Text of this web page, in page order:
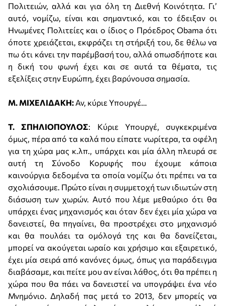
Πολιτειών, αλλά και για όλη τη Διεθνή Κοινότητα. Γι’
αυτό, νομίζω, είναι και σημαντικό, και το έδειξαν οι
Ηνωμένες Πολιτείες και ο ίδιος ο Πρόεδρος Obama ότι
όποτε χρειάζεται, εκφράζει τη στήριξή του, δε θέλω να
πω ότι κάνει την παρέμβασή του, αλλά οπωσδήποτε και
η δική του φωνή έχει και σε αυτά τα θέματα, τις
εξελίξεις στην Ευρώπη, έχει βαρύνουσα σημασία.
Μ. ΜΙΧΕΛΙΔΑΚΗ: Αν, κύριε Υπουργέ…
Τ. ΣΠΗΛΙΟΠΟΥΛΟΣ: Κύριε Υπουργέ, συγκεκριμένα
όμως, πέρα από τα καλά που είπατε νωρίτερα, τα οφέλη
για τη χώρα μας κ.λπ., υπάρχει και μία άλλη πλευρά σε
αυτή τη Σύνοδο Κορυφής που έχουμε κάποια
καινούργια δεδομένα τα οποία νομίζω ότι πρέπει να τα
σχολιάσουμε. Πρώτο είναι η συμμετοχή των ιδιωτών στη
διάσωση των χωρών. Αυτό που λέμε μεθαύριο ότι θα
υπάρχει ένας μηχανισμός και όταν δεν έχει μία χώρα να
δανειστεί, θα πηγαίνει, θα προστρέχει στο μηχανισμό
και θα πουλάει τα ομόλογά της και θα δανείζεται,
μπορεί να ακούγεται ωραίο και χρήσιμο και εξαιρετικό,
έχει μία σειρά από κανόνες όμως, όπως για παράδειγμα
διαβάσαμε, και πείτε μου αν είναι λάθος, ότι θα πρέπει η
χώρα που θα πάει να δανειστεί να υπογράψει ένα νέο
Μνημόνιο. Δηλαδή πας μετά το 2013, δεν μπορείς να